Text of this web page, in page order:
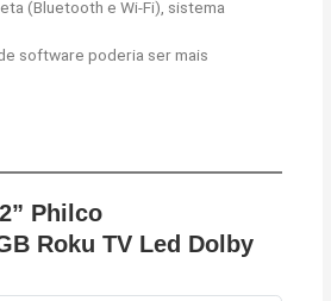
(Bluetooth e Wi-Fi), sistema
software poderia ser mais
Philco
Roku TV Led Dolby